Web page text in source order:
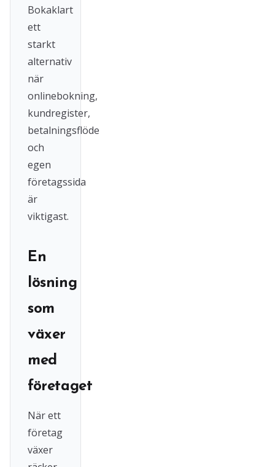
Bokaklart
ett
starkt
alternativ
när
onlinebokning,
kundregister,
betalningsflöde
och
egen
företagssida
är
viktigast.
En
lösning
som
växer
med
företaget
När ett
företag
växer